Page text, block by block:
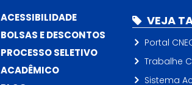
ACESSIBILIDADE
BOLSAS E DESCONTOS
PROCESSO SELETIVO
ACADÊMICO
VEJA
Portal
Trabalhe
Sistema